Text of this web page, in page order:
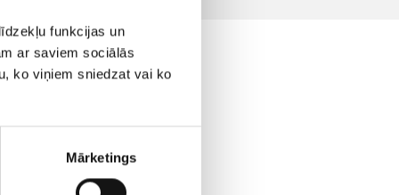
funkcijas un
ar saviem sociālās
ko viņiem sniedzat vai ko
Mārketings